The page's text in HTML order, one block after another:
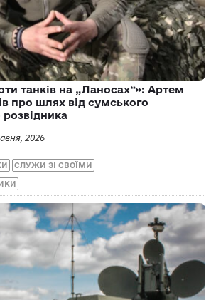
танків на „Ланосах“»: Артем
про шлях від сумського
2026
СЛУЖИ ЗІ СВОЇМИ